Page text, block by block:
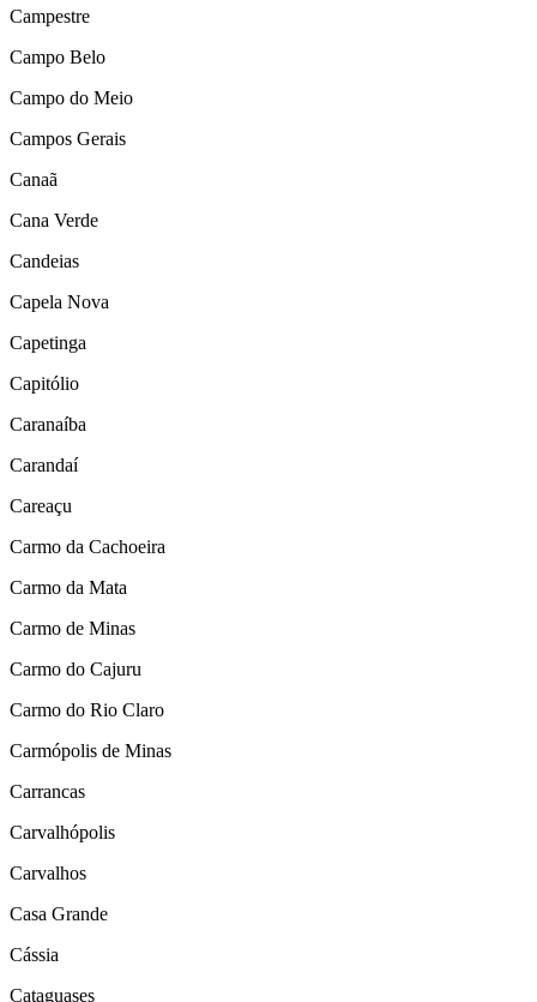
Campestre
Campo Belo
Campo do Meio
Campos Gerais
Canaã
Cana Verde
Candeias
Capela Nova
Capetinga
Capitólio
Caranaíba
Carandaí
Careaçu
Carmo da Cachoeira
Carmo da Mata
Carmo de Minas
Carmo do Cajuru
Carmo do Rio Claro
Carmópolis de Minas
Carrancas
Carvalhópolis
Carvalhos
Casa Grande
Cássia
Cataguases